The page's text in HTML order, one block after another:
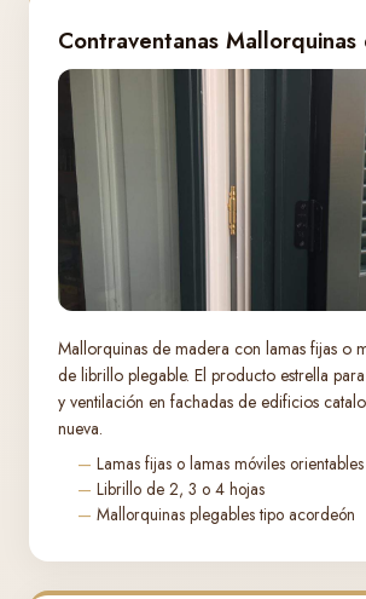
Contraventanas
Mallorquinas de madera con lamas fijas o
de librillo plegable. El producto estrella
y ventilación en fachadas de edificios
nueva.
Lamas fijas o lamas móviles orientables
Librillo de 2, 3 o 4 hojas
Mallorquinas plegables tipo acordeón